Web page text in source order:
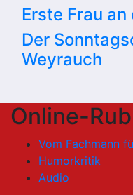
Erste Frau
Der
Weyrauch
Online-
Vom Fachmann
Humorkritik
Audio